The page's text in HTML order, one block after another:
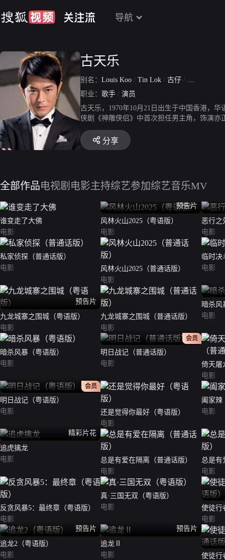
导航
古天乐
别名： Louis Koo / Tin Lok / 古仔 / 古古
职业： 歌手 / 演员
古天乐，1970年10月21日出生于中国香港，
侠剧《神雕侠侣》中首次担任男主角，饰演
男主角奖。2000年，凭借在家族剧《创世纪
记》第2次获得TVB万千星辉颁奖典礼我最喜
金马奖和第27届香港电影金像奖最佳男配角
届亚洲电影大奖、第37届香港电影金像奖和
天乐慈善基金”的名义先后在贵州等山区捐建
分享
全部作品电视剧 电影主持综艺参加综艺音乐MV
谁变走了大佛
电影
预告片
风林火山2025（粤语版）
电影
恶行之
电影
私家侦探（普通话版）
电影
风林火山2025（普通话版）
电影
临时
电影
预告片
九龙城寨之围城（粤语版）
电影
九龙城寨之围城（普通话版）
电影
暗杀风
电影
暗杀风暴（粤语版）
电影
正片
会员
明日战记（普通话版）
电影
倚天屠
版）
电影
正片
会员
明日战记（粤语版）
电影
还是觉得你最好（粤语版）
电影
阖家辣
电影
精彩片花
追虎擒龙
电影
总是有爱在隔离（普通话版）
电影
总是有
电影
反贪风暴5：最终章（粤语版）
电影
真·三国无双（粤语版）
电影
使徒行
版）
电影
预告片
追龙2（粤语版）
电影
预告片
追龙Ⅱ
电影
使徒行